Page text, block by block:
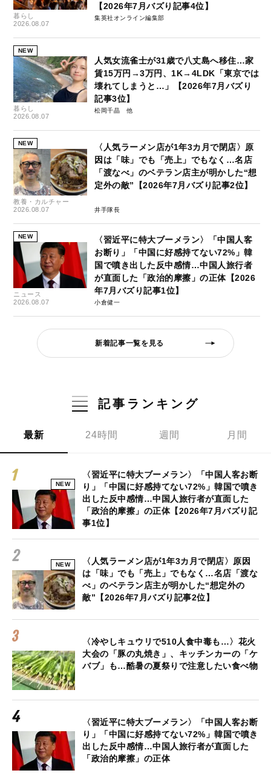
暮らし
2026.08.07
【2026年7月バズり記事4位】
集英社オンライン編集部
NEW
暮らし
2026.08.07
人気女流雀士が31歳で八丈島へ移住…家
賃15万円→3万円、1K→4LDK「東京では
壊れてしまうと…」【2026年7月バズり
記事3位】
松岡千晶
NEW
教養・カルチャー
2026.08.07
〈人気ラーメン店が1年3カ月で閉店〉原
因は「味」でも「売上」でもなく…名店
「渡なべ」のベテラン店主が明かした“想
定外の敵”【2026年7月バズり記事2位】
井手隊長
NEW
ニュース
2026.08.07
〈習近平に特大ブーメラン〉「中国人客
お断り」「中国に好感持てない72%」韓
国で噴き出した反中感情…中国人旅行者
が直面した「政治的摩擦」の正体【2026
年7月バズり記事1位】
小倉健一
新着記事一覧を見る
記事ランキング
最新 24時間 週間 月間
NEW
〈習近平に特大ブーメラン〉「中国人客お断
り」「中国に好感持てない72%」韓国で噴き
出した反中感情…中国人旅行者が直面した
「政治的摩擦」の正体【2026年7月バズり記
事1位】
NEW
〈人気ラーメン店が1年3カ月で閉店〉原因
は「味」でも「売上」でもなく…名店「渡な
べ」のベテラン店主が明かした“想定外の
敵”【2026年7月バズり記事2位】
〈冷やしキュウリで510人食中毒も…〉花火
大会の「豚の丸焼き」、キッチンカーの「ケ
バブ」も…酷暑の夏祭りで注意したい食べ物
〈習近平に特大ブーメラン〉「中国人客お断
り」「中国に好感持てない72%」韓国で噴き
出した反中感情…中国人旅行者が直面した
「政治的摩擦」の正体